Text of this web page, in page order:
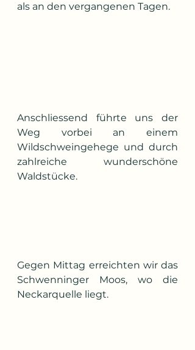
als an den vergangenen Tagen.
Anschliessend führte uns der
Weg vorbei an einem
Wildschweingehege und durch
zahlreiche wunderschöne
Waldstücke.
Gegen Mittag erreichten wir das
Schwenninger Moos, wo die
Neckarquelle liegt.